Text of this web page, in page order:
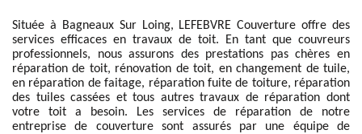
Située à Bagneaux Sur Loing, LEFEBVRE Couverture offre des
services efficaces en travaux de toit. En tant que couvreurs
professionnels, nous assurons des prestations pas chères en
réparation de toit, rénovation de toit, en changement de tuile,
en réparation de faitage, réparation fuite de toiture, réparation
des tuiles cassées et tous autres travaux de réparation dont
votre toit a besoin. Les services de réparation de notre
entreprise de couverture sont assurés par une équipe de